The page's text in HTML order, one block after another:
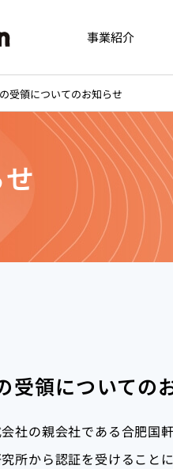
事業紹介
受領についてのお知らせ
受領についての
社の親会社である合肥国
所から認証を受けること